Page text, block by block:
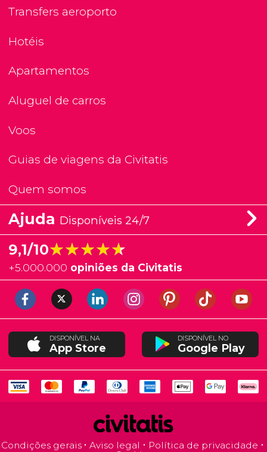
Transfers aeroporto
Hotéis
Apartamentos
Aluguel de carros
Voos
Guias de viagens da Civitatis
Quem somos
Ajuda Disponíveis 24/7
9,1/10★★★★★
★★★★★
+5.000.000 opiniões da Civitatis
DISPONÍVEL NA
App Store
DISPONÍVEL NO
Google Play
Condições gerais Aviso legal
Política de privacidade